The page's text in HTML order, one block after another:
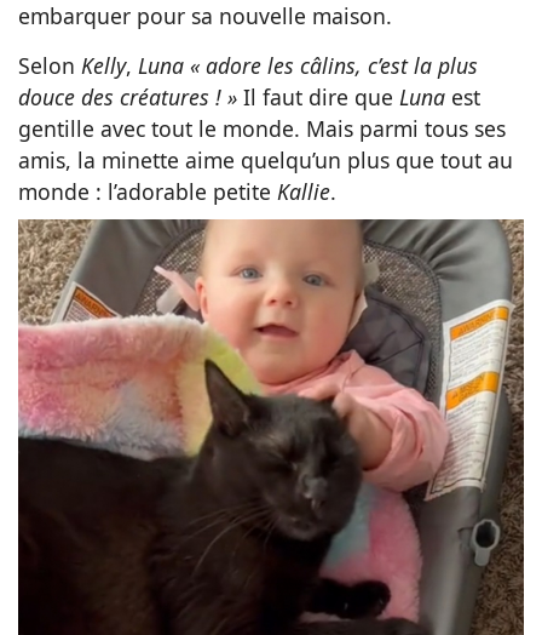
embarquer pour sa nouvelle maison.
Selon Kelly, Luna « adore les câlins, c’est la plus
douce des créatures ! » Il faut dire que Luna est
gentille avec tout le monde. Mais parmi tous ses
amis, la minette aime quelqu’un plus que tout au
monde : l’adorable petite Kallie.